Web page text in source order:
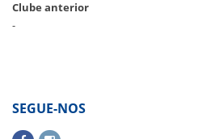
Clube anterior
-
SEGUE-NOS